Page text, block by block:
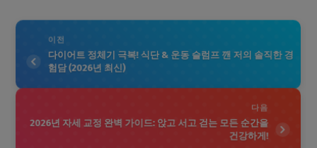
이전
다이어트 정체기 극복! 식단 & 운동 슬럼프 깬 저의 솔직한 경
험담 (2026년 최신)
다음
2026년 자세 교정 완벽 가이드: 앉고 서고 걷는 모든 순간을
건강하게!